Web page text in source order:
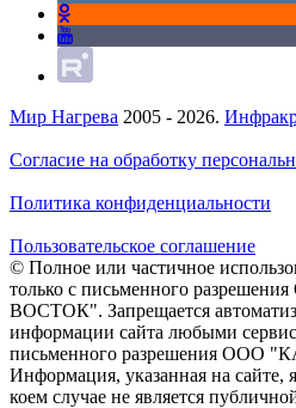
Мир Нагрева 2005 - 2026.
Согласие на обработку
Политика конфиденциальности
Пользовательское соглашение
© Полное или частичное
только с письменного
ВОСТОК". Запрещается
информации сайта любыми
письменного разрешения
Информация, указанная на сайте,
коем случае не является